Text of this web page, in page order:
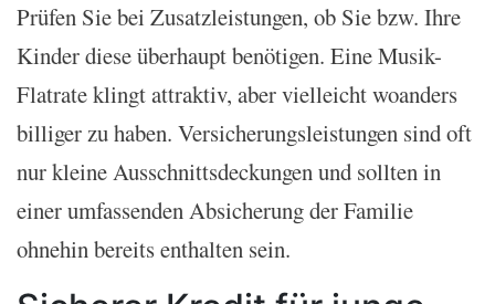
Prüfen Sie bei Zusatzleistungen, ob Sie bzw. Ihre
Kinder diese überhaupt benötigen. Eine Musik-
Flatrate klingt attraktiv, aber vielleicht woanders
billiger zu haben. Versicherungsleistungen sind oft
nur kleine Ausschnittsdeckungen und sollten in
einer umfassenden Absicherung der Familie
ohnehin bereits enthalten sein.